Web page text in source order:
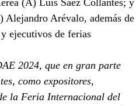
(A) Luis Sáez Collantes; y
Arévalo, además de
ejecutivos de ferias
2024, que en gran parte
como expositores,
la Feria Internacional del